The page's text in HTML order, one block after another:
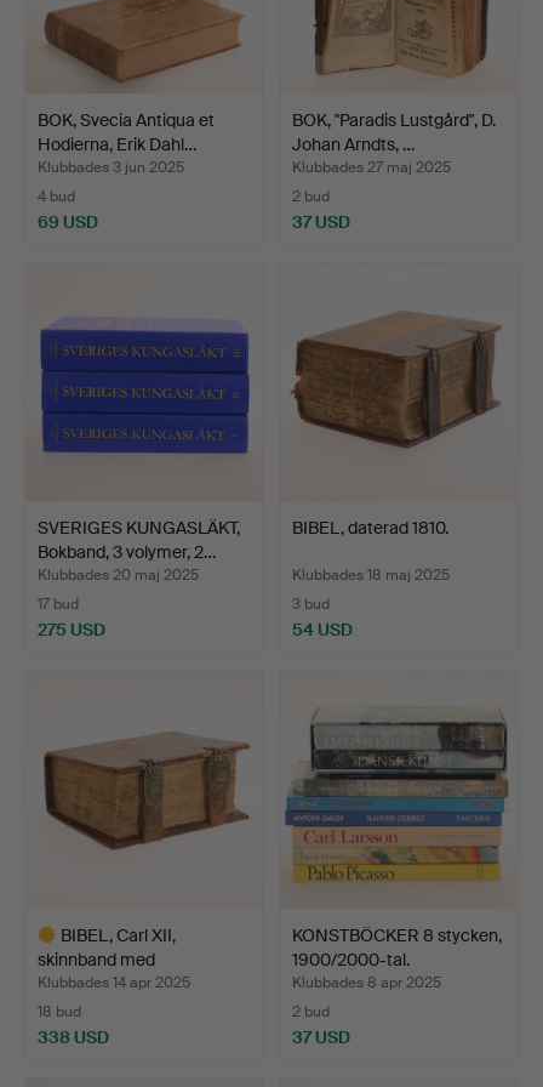
BOK, Svecia Antiqua et
Hodierna, Erik Dahl…
Klubbades 3 jun 2025
4 bud
69 USD
BOK, "Paradis Lustgård", D.
Johan Arndts, …
Klubbades 27 maj 2025
2 bud
37 USD
SVERIGES KUNGASLÄKT,
Bokband, 3 volymer, 2…
Klubbades 20 maj 2025
17 bud
275 USD
BIBEL, daterad 1810.
Klubbades 18 maj 2025
3 bud
54 USD
BIBEL, Carl XII,
skinnband med
mässingsbes…
Klubbades 14 apr 2025
18 bud
338 USD
KONSTBÖCKER 8 stycken,
1900/2000-tal.
Klubbades 8 apr 2025
2 bud
37 USD